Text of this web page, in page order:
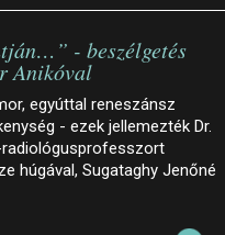
- beszélgetés
Anikóval
egyúttal reneszánsz
- ezek jellemezték Dr.
húgával, Sugataghy Jenőné